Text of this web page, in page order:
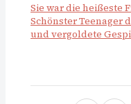
Sie war die heißeste
Schönster Teenager
und vergoldete